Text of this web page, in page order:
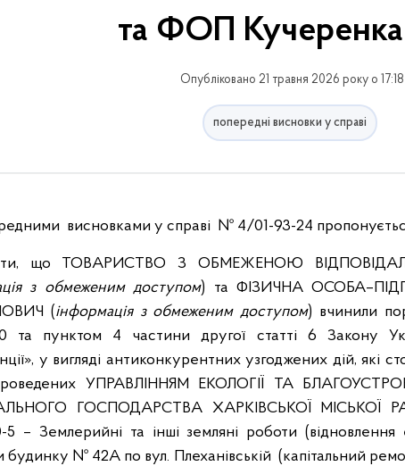
та ФОП
Опубліковано 21 травня 2026 року о 17:18
попередні висновки у справі
висновками у справі № 4/01-93-24
що ТОВАРИСТВО З ОБМЕЖЕНОЮ
з обмеженим доступом) та ФІЗИЧНА
(інформація з обмеженим доступом) вчинили
та пунктом 4 частини другої статті 6 Закону
у вигляді антиконкурентних узгоджених дій, які
проведених УПРАВЛІННЯМ ЕКОЛОГІЇ ТА
ГОСПОДАРСТВА ХАРКІВСЬКОЇ МІСЬКОЇ
5 – Землерийні та інші земляні роботи (відновлення
будинку № 42А по вул. Плеханівській (капітальний